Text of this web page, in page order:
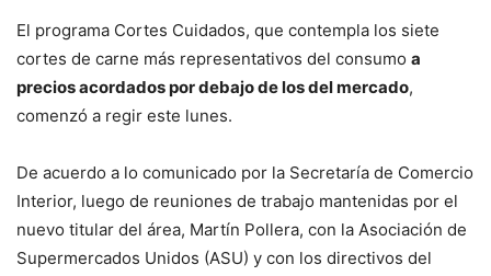
El programa Cortes Cuidados, que contempla los siete
cortes de carne más representativos del consumo a
precios acordados por debajo de los del mercado,
comenzó a regir este lunes.
De acuerdo a lo comunicado por la Secretaría de Comercio
Interior, luego de reuniones de trabajo mantenidas por el
nuevo titular del área, Martín Pollera, con la Asociación de
Supermercados Unidos (ASU) y con los directivos del